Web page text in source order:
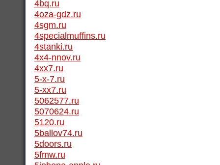
4bq.ru
4oza-gdz.ru
4sgm.ru
4specialmuffins.ru
4stanki.ru
4x4-nnov.ru
4xx7.ru
5-x-7.ru
5-xx7.ru
5062577.ru
5070624.ru
5120.ru
5ballov74.ru
5doors.ru
5fmw.ru